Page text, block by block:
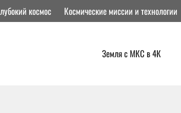
космос Космические миссии и технологии
Земля с МКС в 4К